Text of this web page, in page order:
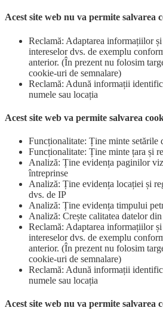
Acest site web nu va permite salvarea
Reclamă: Adaptarea informațiilor
intereselor dvs. de exemplu
anterior. (În prezent nu folosim
cookie-uri de semnalare)
Reclamă: Adună informații
numele sau locația
Acest site web va permite salvarea
Funcționalitate: Ține minte setările
Funcționalitate: Ține minte țara și
Analiză: Ține evidența paginilor
întreprinse
Analiză: Ține evidența locației și
dvs. de IP
Analiză: Ține evidența timpului
Analiză: Crește calitatea datelor
Reclamă: Adaptarea informațiilor
intereselor dvs. de exemplu
anterior. (În prezent nu folosim
cookie-uri de semnalare)
Reclamă: Adună informații
numele sau locația
Acest site web nu va permite salvarea